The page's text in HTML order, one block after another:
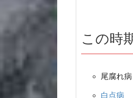
この時
尾腐れ病
白点病